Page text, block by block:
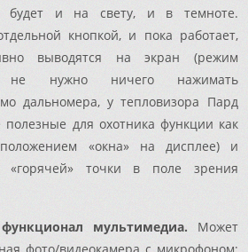
будет и на свету, и в темноте.
кнопкой, и пока работает,
выводятся на экран (режим
не нужно ничего нажимать
дальномера, у тепловизора Пард
полезные для охотника функции как
«окна» на дисплее) и
«горячей» точки в поле зрения
мультимедиа. Может